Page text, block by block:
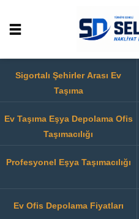
Sigortalı Şehirler Arası Ev
Taşıma
Ev Taşıma Eşya Depolama Ofis
Taşımacılığı
Profesyonel Eşya Taşımacılığı
Ev Ofis Depolama Fiyatları